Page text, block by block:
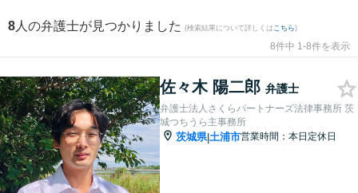
8 人の弁護士が見つかりました (検索結果について詳しくは こちら)
8件中 1-8件を表示
佐々木 陽二郎 弁護士
弁護士法人さくらパートナーズ法律事務所 茨
城つちうら主事務所
茨城県|土浦市営業時間：本日定休日